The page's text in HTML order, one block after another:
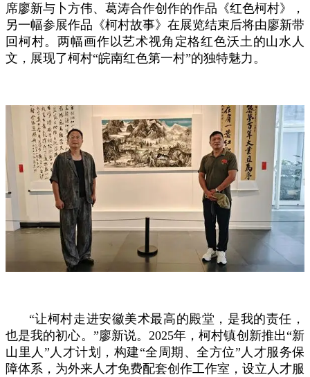
席廖新与卜方伟、葛涛合作创作的作品《红色柯村》，
另一幅参展作品《柯村故事》在展览结束后将由廖新带
回柯村。两幅画作以艺术视角定格红色沃土的山水人
文，展现了柯村“皖南红色第一村”的独特魅力。
“让柯村走进安徽美术最高的殿堂，是我的责任，
也是我的初心。”廖新说。2025年，柯村镇创新推出“新
山里人”人才计划，构建“全周期、全方位”人才服务保
障体系，为外来人才免费配套创作工作室，设立人才服